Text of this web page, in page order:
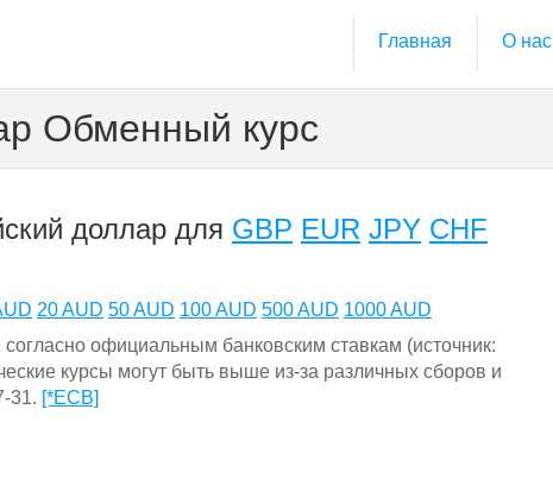
Главная О нас
Обменный курс
доллар для GBP EUR JPY CHF
20 AUD 50 AUD 100 AUD 500 AUD 1000 AUD
официальным банковским ставкам (источник:
курсы могут быть выше из-за различных сборов и
31. [*ECB]